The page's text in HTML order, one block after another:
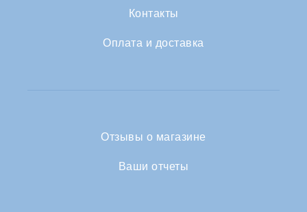
Контакты
Оплата и доставка
Отзывы о магазине
Ваши отчеты